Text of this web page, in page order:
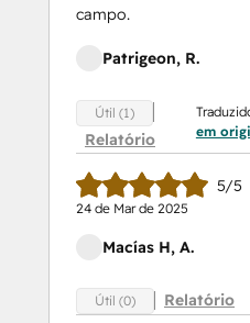
campo.
Patrigeon, R.
Útil (1)
Relatório
em
5/5
24 de Mar de 2025
Macías H, A.
Útil (0) Relatório